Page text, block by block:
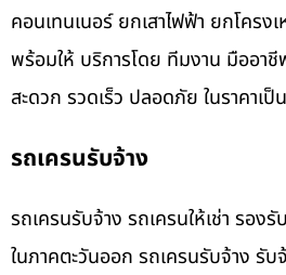
คอนเทนเนอร์ ยกเสาไฟฟ้า ยกโครง
พร้อมให้ บริการโดย ทีมงาน มืออา
สะดวก รวดเร็ว ปลอดภัย ในราคาเป็
รถเครนรับจ้าง
รถเครนรับจ้าง รถเครนให้เช่า รอ
ในภาคตะวันออก รถเครนรับจ้าง รั